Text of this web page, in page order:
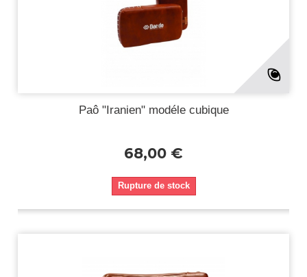
Paô "Iranien" modéle cubique
68,00 €
Rupture de stock